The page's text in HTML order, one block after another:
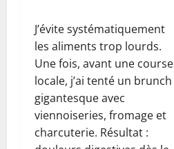
J’évite systématiquement
les aliments trop lourds.
Une fois, avant une course
locale, j’ai tenté un brunch
gigantesque avec
viennoiseries, fromage et
charcuterie. Résultat :